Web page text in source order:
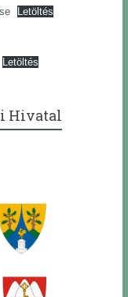
Letöltés
Letöltés
Hivatal